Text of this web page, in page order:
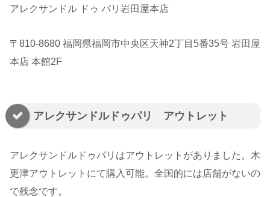
アレクサンドル ドゥ パリ岩田屋本店
〒810-8680 福岡県福岡市中央区天神2丁目5番35号 岩田屋
本店 本館2F
アレクサンドルドゥパリ アウトレット
アレクサンドルドゥパリはアウトレットがありました。木
更津アウトレットにて購入可能。全国的には店舗がないの
で残念です。